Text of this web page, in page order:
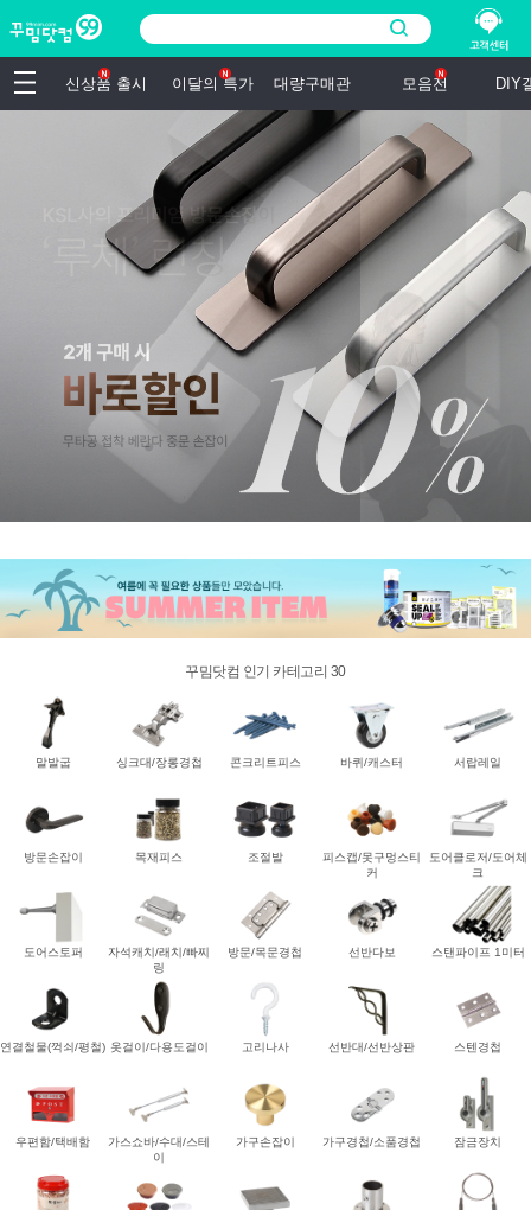
신상품 출시 이달의 특가 대량구매관 모음전 DIY
꾸밈닷컴 인기 카테고리 30
말발굽 싱크대/장롱경첩 콘크리트피스 바퀴/캐스터 서랍레일
방문손잡이 목재피스 조절발
피스캡/못구멍스티
커
도어클로저/도어체
크
도어스토퍼
자석캐치/래치/빠찌
링
방문/목문경첩 선반다보 스탠파이프 1미터
연결철물(꺽쇠/평철) 옷걸이/다용도걸이 고리나사 선반대/선반상판 스텐경첩
우편함/택배함
가스쇼바/수대/스테
이
가구손잡이 가구경첩/소품경첩 잠금장치